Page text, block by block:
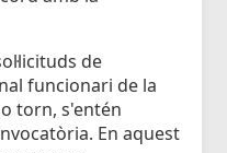
de
funcionari de la
torn, s'entén
En aquest